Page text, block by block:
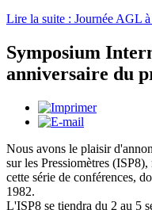
Lire la suite : Journée AGL
Symposium
anniversaire du
Nous avons le plaisir
sur les Pressiomètres
cette série de conférences,
1982.
L'ISP8 se tiendra du 2 au 5